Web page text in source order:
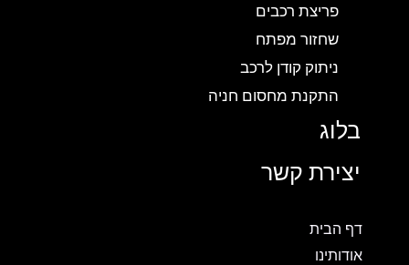
פריצת רכבים
שחזור מפתח
ניתוק קודן לרכב
התקנת מחסום חניה
בלוג
יצירת קשר
דף הבית
אודותינו